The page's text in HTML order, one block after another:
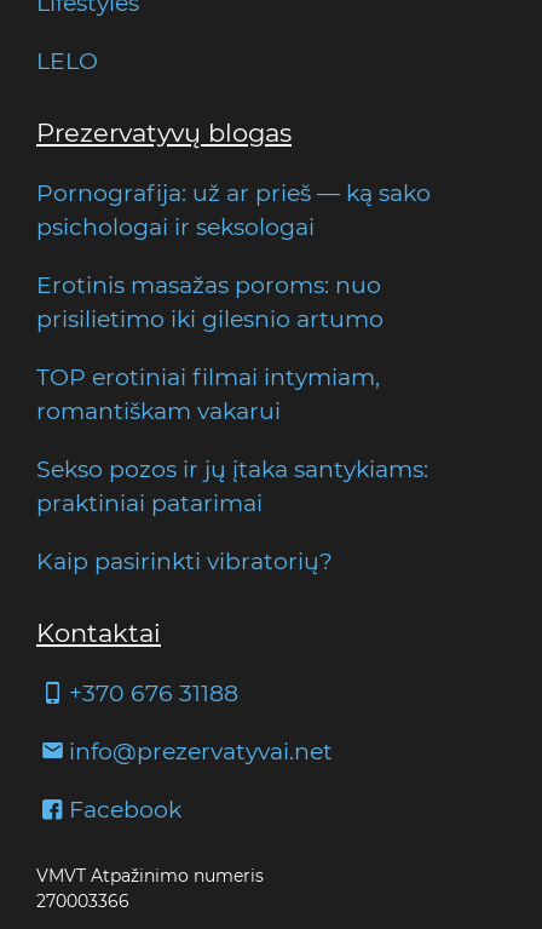
LELO
Prezervatyvų blogas
Pornografija: už ar prieš — ką sako
psichologai ir seksologai
Erotinis masažas poroms: nuo
prisilietimo iki gilesnio artumo
TOP erotiniai filmai intymiam,
romantiškam vakarui
Sekso pozos ir jų įtaka santykiams:
praktiniai patarimai
Kaip pasirinkti vibratorių?
Kontaktai
+370 676 31188
info@prezervatyvai.net
Facebook
VMVT Atpažinimo numeris
270003366